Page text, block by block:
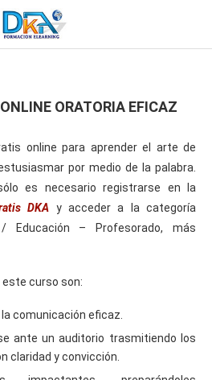
ORATORIA EFICAZ
online para aprender el arte de
por medio de la palabra.
es necesario registrarse en la
DKA y acceder a la categoría
/ Educación – Profesorado, más
este curso son:
comunicación eficaz.
ante un auditorio trasmitiendo los
claridad y convicción.